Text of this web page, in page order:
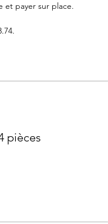
et payer sur place.
pièces